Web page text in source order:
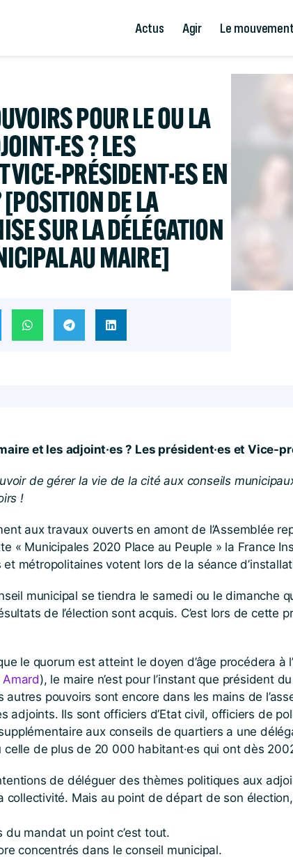
Actus Agir Le mouvement
POUR LE OU LA
? LES
VICE-PRÉSIDENT·ES EN
DE LA
SUR LA DÉLÉGATION
AU MAIRE]
et les adjoint·es ? Les président·es et Vice-
de gérer la vie de la cité aux conseils
!
aux travaux ouverts en amont de l’Assemblée
« Municipales 2020 Place au Peuple » la France
métropolitaines votent lors de la séance
municipal se tiendra le samedi ou le dimanche
de l’élection sont acquis. C’est lors de
le quorum est atteint le doyen d’âge procédera
), le maire n’est pour l’instant que président
pouvoirs sont encore dans les mains de
adjoints. Ils sont officiers d’Etat civil, officiers de
aux conseils de quartiers a une
de plus de 20 000 habitant·es qui ont dès
de déléguer des thèmes politiques aux
collectivité. Mais au point de départ de son
mandat un point c’est tout.
concentrés dans le conseil municipal.